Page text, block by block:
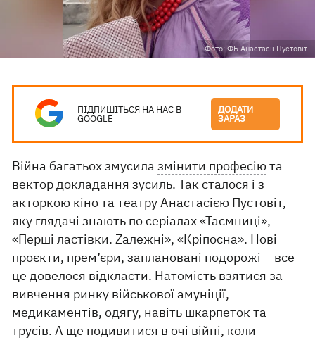
Фото: ФБ Анастасіі Пустовіт
ПІДПИШІТЬСЯ НА НАС В
GOOGLE
ДОДАТИ
ЗАРАЗ
Війна багатьох змусилазмінити професіюта
вектор докладання зусиль. Так сталося і з
акторкою кіно та театру Анастасією Пустовіт,
яку глядачі знають по серіалах «Таємниці»,
«Перші ластівки. Zалежні», «Кріпосна». Нові
проєкти, прем’єри, заплановані подорожі – все
це довелося відкласти. Натомість взятися за
вивчення ринку військової амуніції,
медикаментів, одягу, навіть шкарпеток та
трусів. А ще подивитися в очі війні, коли